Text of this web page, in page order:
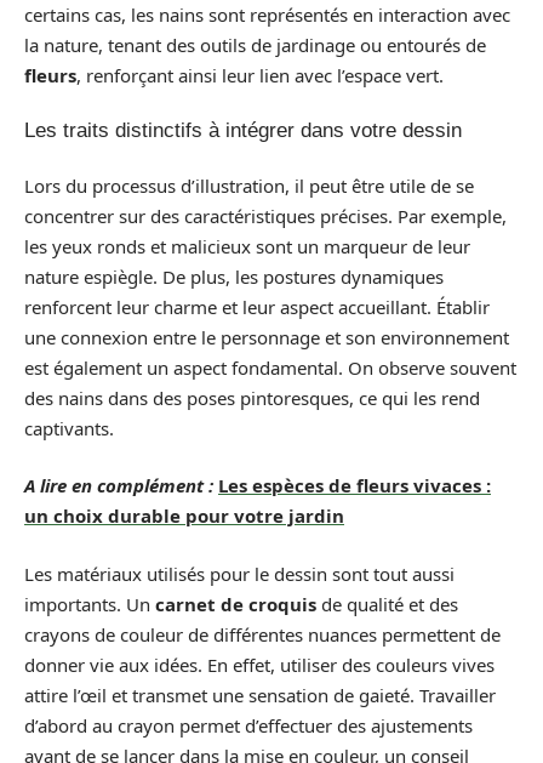
certains cas, les nains sont représentés en interaction avec
la nature, tenant des outils de jardinage ou entourés de
fleurs, renforçant ainsi leur lien avec l’espace vert.
Les traits distinctifs à intégrer dans votre dessin
Lors du processus d’illustration, il peut être utile de se
concentrer sur des caractéristiques précises. Par exemple,
les yeux ronds et malicieux sont un marqueur de leur
nature espiègle. De plus, les postures dynamiques
renforcent leur charme et leur aspect accueillant. Établir
une connexion entre le personnage et son environnement
est également un aspect fondamental. On observe souvent
des nains dans des poses pintoresques, ce qui les rend
captivants.
A lire en complément : Les espèces de fleurs vivaces :
un choix durable pour votre jardin
Les matériaux utilisés pour le dessin sont tout aussi
importants. Un carnet de croquis de qualité et des
crayons de couleur de différentes nuances permettent de
donner vie aux idées. En effet, utiliser des couleurs vives
attire l’œil et transmet une sensation de gaieté. Travailler
d’abord au crayon permet d’effectuer des ajustements
avant de se lancer dans la mise en couleur, un conseil